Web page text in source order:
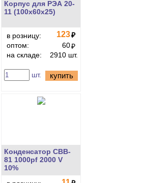
Корпус для РЭА 20-
11 (100x60x25)
в розницу: 123₽
оптом:
60₽
на складе:
2910 шт.
шт. купить
Конденсатор CBB-
81 1000pf 2000 V
10%